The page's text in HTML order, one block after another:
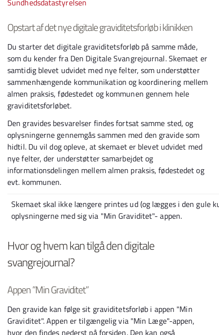
Sundhedsdatastyrelsen
Opstart af det nye digitale graviditetsforløb i klinikken
Du starter det digitale graviditetsforløb på samme måde,
som du kender fra Den Digitale Svangrejournal. Skemaet er
samtidig blevet udvidet med nye felter, som understøtter
sammenhængende kommunikation og koordinering mellem
almen praksis, fødestedet og kommunen gennem hele
graviditetsforløbet.
Den gravides besvarelser findes fortsat samme sted, og
oplysningerne gennemgås sammen med den gravide som
hidtil. Du vil dog opleve, at skemaet er blevet udvidet med
nye felter, der understøtter samarbejdet og
informationsdelingen mellem almen praksis, fødestedet og
evt. kommunen.
Skemaet skal ikke længere printes ud (og lægges i den gule
oplysningerne med sig via "Min Graviditet"- appen.
Hvor og hvem kan tilgå den digitale
svangrejournal?
Appen ”Min Graviditet”
Den gravide kan følge sit graviditetsforløb i appen "Min
Graviditet". Appen er tilgængelig via "Min Læge"-appen,
hvor den findes nederst på forsiden. Den kan også